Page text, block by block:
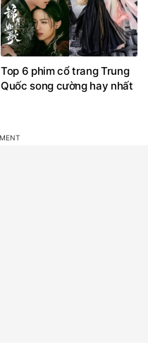
Top 6 phim cổ trang Trung
Quốc song cường hay nhất